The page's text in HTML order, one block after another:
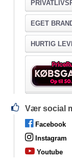
EGET
HURTIG
Vær social
Facebook
Instagram
Youtube